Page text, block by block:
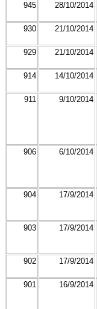
945 28/10/2014
930 21/10/2014
929 21/10/2014
914 14/10/2014
911 9/10/2014
906 6/10/2014
904 17/9/2014
903 17/9/2014
902 17/9/2014
901 16/9/2014